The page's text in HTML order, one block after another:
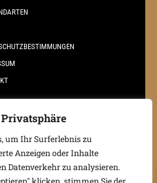
um Ihr Surferlebnis zu
Anzeigen oder Inhalte
Datenverkehr zu analysieren.
Weingut Reisinger